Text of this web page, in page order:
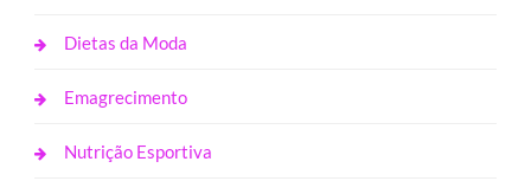
Dietas da Moda
Emagrecimento
Nutrição Esportiva